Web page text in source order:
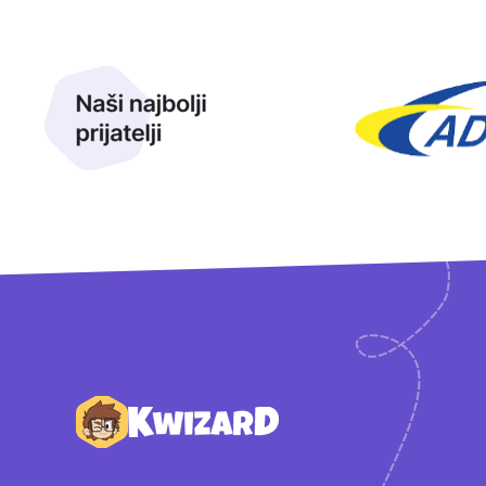
Podnožje